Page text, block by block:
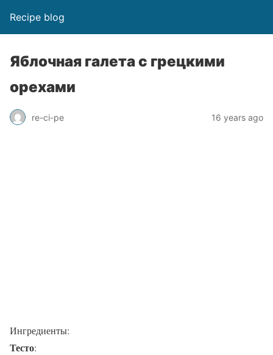
Recipe blog
Яблочная галета с грецкими
орехами
re-ci-pe 16 years ago
Ингредиенты:
Тесто: